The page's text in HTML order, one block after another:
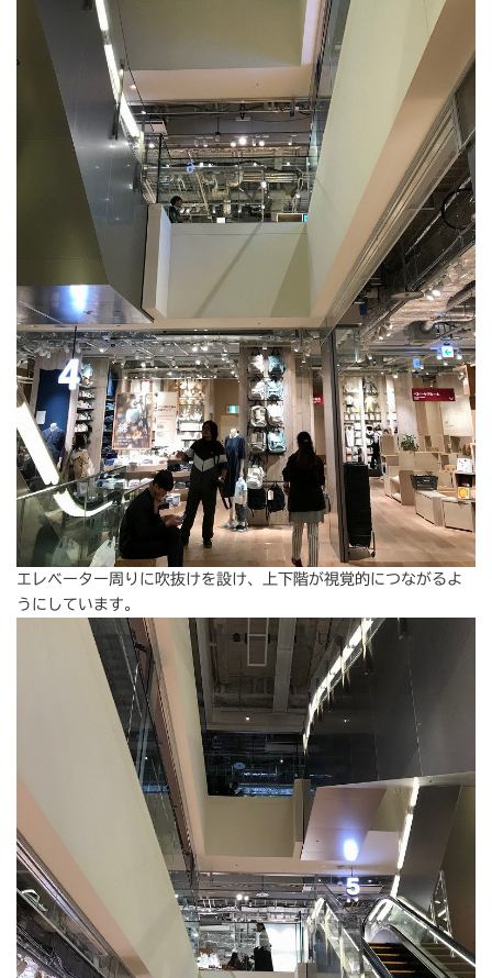
エレベーター周りに吹抜けを設け、上下階が視覚的につながるよ
うにしています。